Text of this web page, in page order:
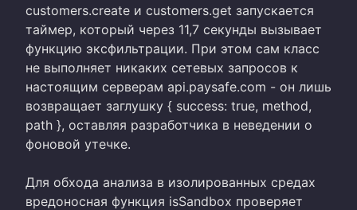
customers.create и customers.get запускается
таймер, который через 11,7 секунды вызывает
функцию эксфильтрации. При этом сам класс
не выполняет никаких сетевых запросов к
настоящим серверам api.paysafe.com - он лишь
возвращает заглушку { success: true, method,
path }, оставляя разработчика в неведении о
фоновой утечке.
Для обхода анализа в изолированных средах
вредоносная функция isSandbox проверяет